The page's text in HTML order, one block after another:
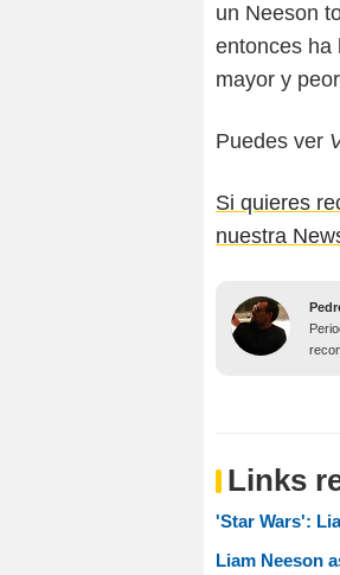
un Neeson
entonces ha
mayor y
Puedes ver
Si quieres
nuestra
Links
'Star Wars':
Liam Neeson